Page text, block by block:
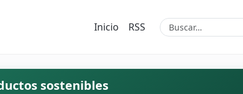
Inicio RSS
sostenibles